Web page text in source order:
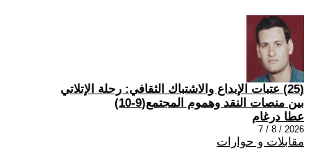
(25) عتبات الإبداع والاشتباك الثقافي: رحلة الإتلاتي
بين منصات النقد وهموم المجتمع(9-10)
عطا درغام
2026 / 8 / 7
مقابلات و حوارات